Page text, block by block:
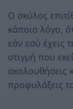
Ο σκύλος
κάποιο λόγο,
εάν εσύ έχεις
στιγμή που
ακολουθήσεις
προφυλάξεις